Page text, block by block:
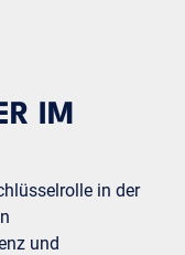
IM
in der
und